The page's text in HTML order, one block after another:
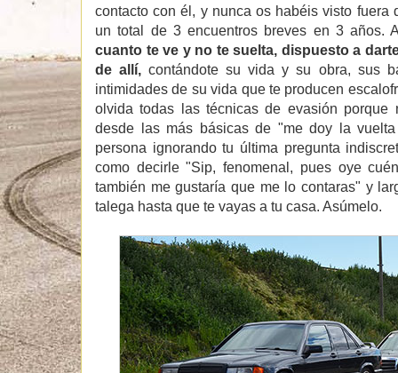
contacto con él, y nunca os habéis visto fuera
un total de 3 encuentros breves en 3 años.
cuanto te ve y no te suelta, dispuesto a
de allí, contándote su vida y su obra, sus
intimidades de su vida que te producen
olvida todas las técnicas de evasión porque
desde las más básicas de "me doy la
persona ignorando tu última pregunta
como decirle "Sip, fenomenal, pues oye
también me gustaría que me lo contaras" y
talega hasta que te vayas a tu casa. Asúmelo.